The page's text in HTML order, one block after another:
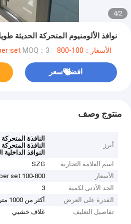
2
/
4
نوافذ الألومنيوم المتحركة الحديثة
الأسعار：100-800 dollars per set MOQ：3
افضل سعر
منتوج وصف
أبرز
النافذة
النافذة
النوافذ الداخلية
اسم العلامة التجارية
SZG
الأسعار
100-800 dollars per set
الحد الأدنى لكمية
3
القدرة على العرض
أكثر من 1000 متر مربع شهريا
تفاصيل التغليف
غلاف خشبي